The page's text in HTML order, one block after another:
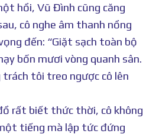
hồi, Vũ Đình cũng căng
cô nghe âm thanh nồng
đến: “Giặt sạch toàn bộ
bốn mươi vòng quanh sân.
trách tôi treo ngược cô lên
rất biết thức thời, cô không
tiếng mà lập tức đứng